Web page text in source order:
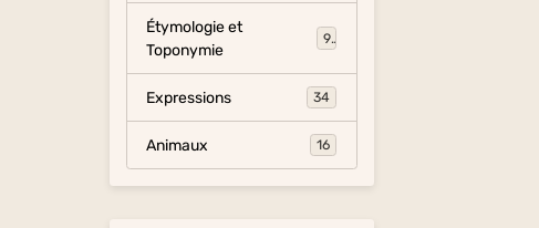
Étymologie et
Toponymie
9
Expressions 34
Animaux 16